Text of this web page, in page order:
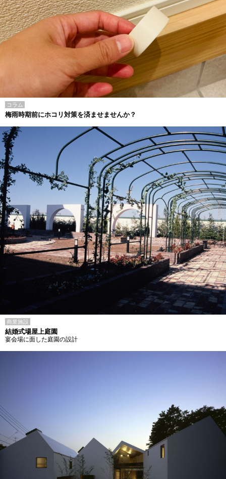
コラム
梅雨時期前にホコリ対策を済ませませんか？
商業施設
結婚式場屋上庭園
宴会場に面した庭園の設計